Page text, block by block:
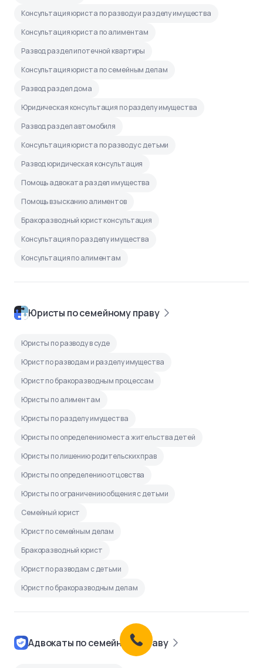
Консультация юриста по разводу и разделу имущества
Консультация юриста по алиментам
Развод раздел ипотечной квартиры
Консультация юриста по семейным делам
Развод раздел дома
Юридическая консультация по разделу имущества
Развод раздел автомобиля
Консультация юриста по разводу с детьми
Развод юридическая консультация
Помощь адвоката раздел имущества
Помощь взысканию алиментов
Бракоразводный юрист консультация
Консультация по разделу имущества
Консультация по алиментам
Юристы по семейному праву
Юристы по разводу в суде
Юрист по разводам и разделу имущества
Юрист по бракоразводным процессам
Юристы по алиментам
Юристы по разделу имущества
Юристы по определению места жительства детей
Юристы по лишению родительских прав
Юристы по определению отцовства
Юристы по ограничению общения с детьми
Семейный юрист
Юрист по семейным делам
Бракоразводный юрист
Юрист по разводам с детьми
Юрист по бракоразводным делам
Адвокаты по семейному праву